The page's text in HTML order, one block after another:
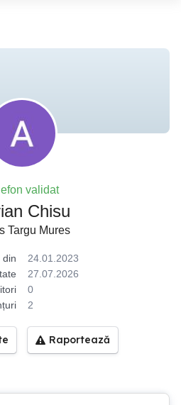
validat
Chisu
Targu Mures
din
24.01.2023
27.07.2026
0
2
Raportează